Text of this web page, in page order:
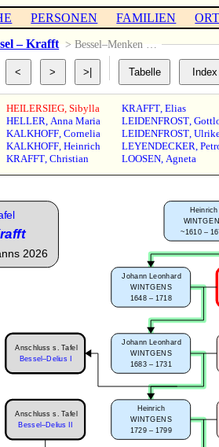
PERSONEN FAMILIEN
– Krafft > Bessel–Menken …
HEILERSIEG, Sibylla
HELLER, Anna Maria
KALKHOFF, Cornelia
KALKHOFF, Heinrich
KRAFFT, Christian
KRAFFT, Elias
LEIDENFROST,
LEIDENFROST,
LEYENDECKER,
LOOSEN, Agneta
2026
Heinrich
WINTGENS
1729 – 1799
Johann Leonhard
WINTGENS
1683 – 1731
Johann Leonhard
WINTGENS
1648 – 1718
Heinrich
~1610 –
Anschluss s. Tafel
Bessel–Delius I
Anschluss s. Tafel
Bessel–Delius II